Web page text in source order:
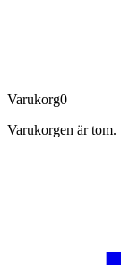
Varukorg0
Varukorgen är tom.